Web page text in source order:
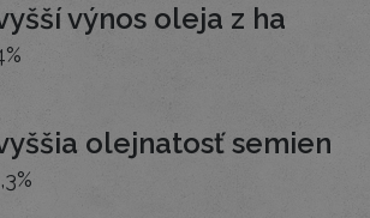
výnos oleja z ha
olejnatosť semien